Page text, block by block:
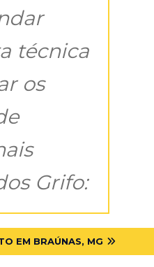
técnica
os
Grifo:
EM BRAÚNAS, MG